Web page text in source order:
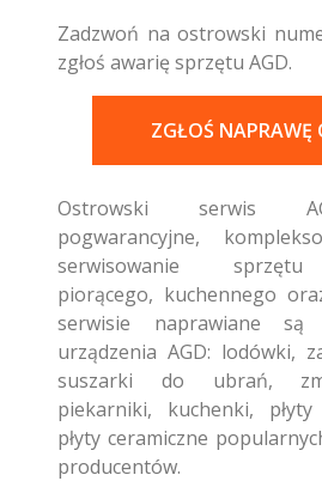
Zadzwoń na ostrowski
zgłoś awarię sprzętu AGD.
ZGŁOŚ NAPRAWĘ
Ostrowski serwis
pogwarancyjne,
serwisowanie sprzętu
piorącego, kuchennego
serwisie naprawiane są
urządzenia AGD: lodówki,
suszarki do ubrań,
piekarniki, kuchenki,
płyty ceramiczne
producentów.